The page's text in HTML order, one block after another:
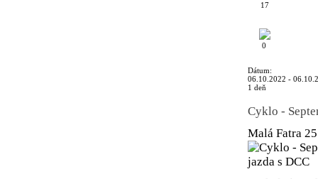
17
0
Dátum:
06.10.2022 -
1 deň
Cyklo -
Malá Fatra